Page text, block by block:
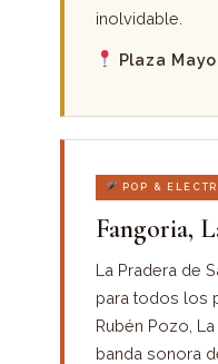
inolvidable.
Plaza
POP &
Fangoria,
La Pradera de
para todos los
Rubén Pozo,
banda sonora